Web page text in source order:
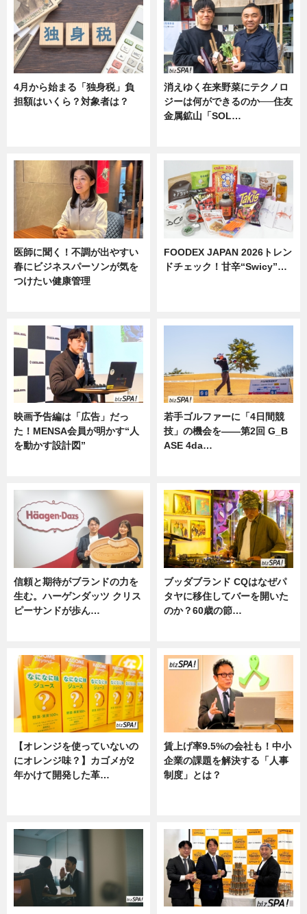
4月から始まる「独身税」負
担額はいくら？対象者は？
消えゆく在来野菜にテクノロ
ジーは何ができるのか──住友
金属鉱山「SOL…
医師に聞く！不調が出やすい
春にビジネスパーソンが気を
つけたい健康管理
FOODEX JAPAN 2026トレン
ドチェック！甘辛“Swicy”…
映画予告編は「広告」だっ
た！MENSA会員が明かす“人
を動かす設計図”
若手ゴルファーに「4日間競
技」の機会を——第2回 G_B
ASE 4da…
信頼と期待がブランドの力を
生む。ハーゲンダッツ クリス
ピーサンドが歩ん…
ブッダブランド CQはなぜパ
タヤに移住してバーを開いた
のか？60歳の節…
【オレンジを使っていないの
にオレンジ味？】カゴメが2
年かけて開発した革…
賃上げ率9.5%の会社も！中小
企業の課題を解決する「人事
制度」とは？